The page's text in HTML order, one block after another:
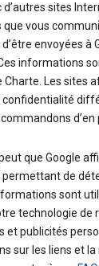
d’autres sites
que vous
envoyées à
informations
Charte. Les sites
d’en
que Google
de
sont
technologie de
et publicités
sur les liens et la